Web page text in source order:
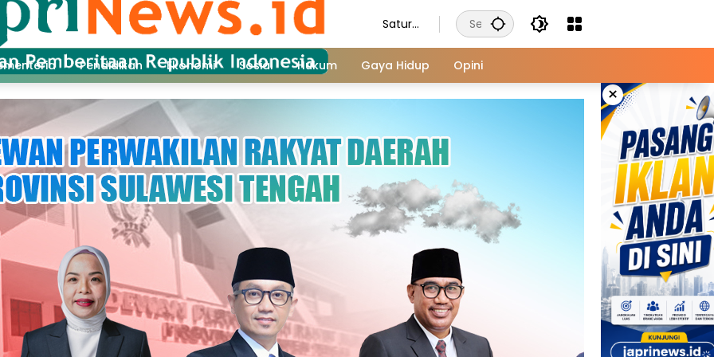
Saturd
August
8, 2026
Pendidikan Ekonomi Sosial Hukum Gaya Hidup Opini
×